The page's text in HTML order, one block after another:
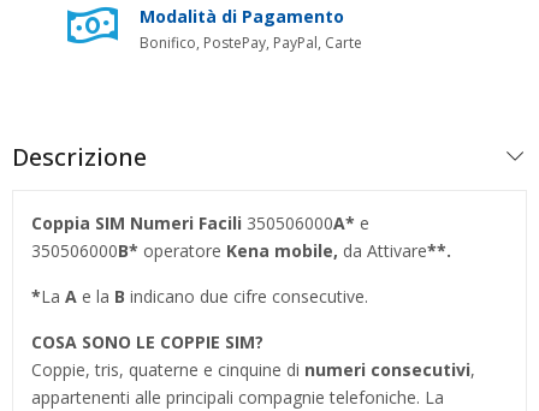
Modalità di Pagamento
Bonifico, PostePay, PayPal, Carte
Descrizione
Coppia SIM Numeri Facili 350506000A* e
350506000B* operatore Kena mobile, da Attivare**.
*La A e la B indicano due cifre consecutive.
COSA SONO LE COPPIE SIM?
Coppie, tris, quaterne e cinquine di numeri consecutivi,
appartenenti alle principali compagnie telefoniche. La